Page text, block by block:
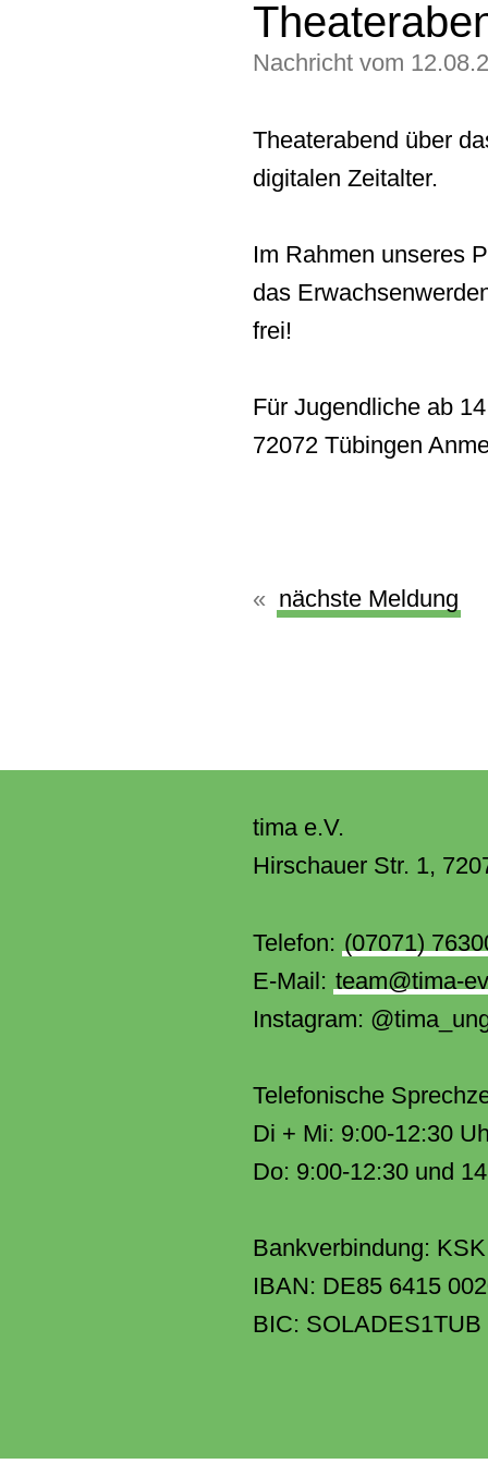
Nachricht vom
Theaterabend über
digitalen Zeitalter.
Im Rahmen unseres
das
frei!
Für Jugendliche ab
72072 Tübingen
nächste Meldung
tima e.V.
Hirschauer Str. 1,
Telefon: (07071)
E-Mail: team@tima-
Instagram:
Telefonische
Di + Mi: 9:00-12:30
Do: 9:00-12:30 und
Bankverbindung:
IBAN: DE85 6415
BIC: SOLADES1TUB